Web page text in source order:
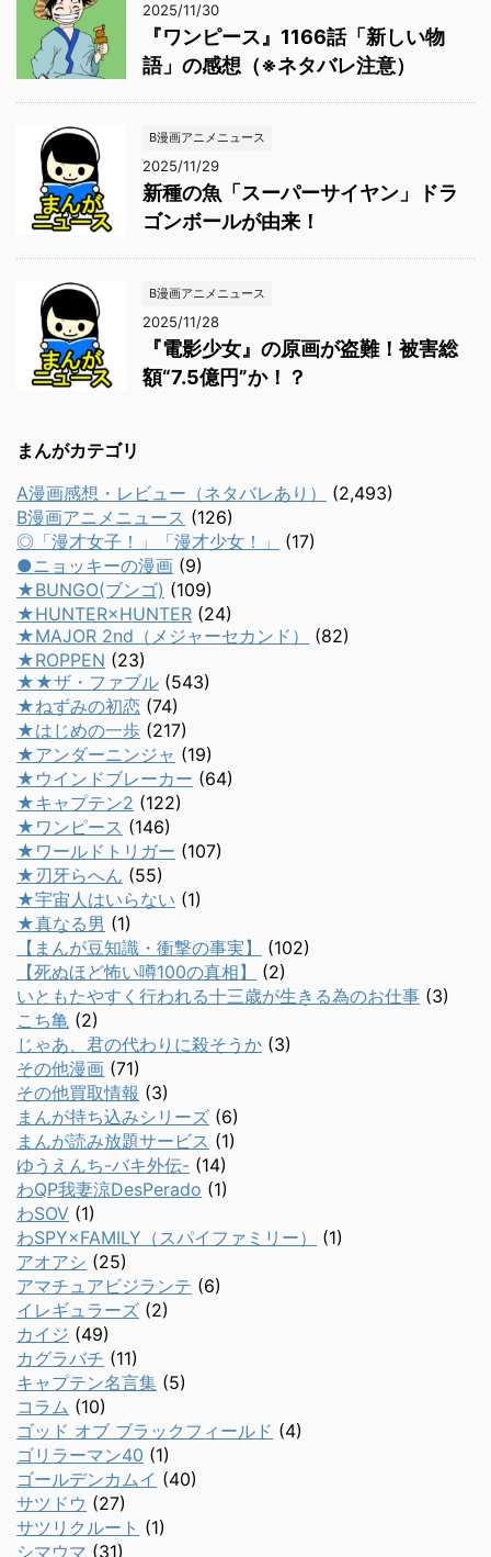
2025/11/30
『ワンピース』1166話「新しい物
語」の感想（※ネタバレ注意）
B漫画アニメニュース
2025/11/29
新種の魚「スーパーサイヤン」ドラ
ゴンボールが由来！
B漫画アニメニュース
2025/11/28
『電影少女』の原画が盗難！被害総
額“7.5億円”か！？
まんがカテゴリ
A漫画感想・レビュー（ネタバレあり）
(2,493)
B漫画アニメニュース (126)
◎「漫才女子！」「漫才少女！」
(17)
●ニョッキーの漫画 (9)
★BUNGO(ブンゴ) (109)
★HUNTER×HUNTER (24)
★MAJOR 2nd（メジャーセカンド）
(82)
★ROPPEN (23)
★★ザ・ファブル (543)
★ねずみの初恋 (74)
★はじめの一歩 (217)
★アンダーニンジャ (19)
★ウインドブレーカー (64)
★キャプテン2 (122)
★ワンピース (146)
★ワールドトリガー (107)
★刃牙らへん (55)
★宇宙人はいらない (1)
★真なる男 (1)
【まんが豆知識・衝撃の事実】
(102)
【死ぬほど怖い噂100の真相】
(2)
いともたやすく行われる十三歳が生きる為のお仕事 (3)
こち亀 (2)
じゃあ、君の代わりに殺そうか (3)
その他漫画 (71)
その他買取情報 (3)
まんが持ち込みシリーズ (6)
まんが読み放題サービス (1)
ゆうえんち-バキ外伝- (14)
わQP我妻涼DesPerado (1)
わSOV (1)
わSPY×FAMILY（スパイファミリー）
(1)
アオアシ (25)
アマチュアビジランテ (6)
イレギュラーズ (2)
カイジ (49)
カグラバチ (11)
キャプテン名言集 (5)
コラム (10)
ゴッド オブ ブラックフィールド (4)
ゴリラーマン40 (1)
ゴールデンカムイ (40)
サツドウ (27)
サツリクルート (1)
シマウマ (31)